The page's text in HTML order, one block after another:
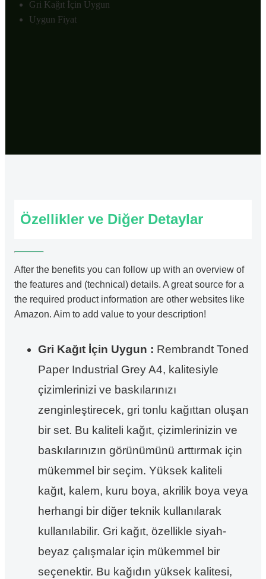
Gri Kağıt İçin Uygun
Uygun Fiyat
Özellikler ve Diğer Detaylar
After the benefits you can follow up with an overview of
the features and (technical) details. A great source for a
the required product information are other websites like
Amazon. Aim to add value to your description!
Gri Kağıt İçin Uygun : Rembrandt Toned
Paper Industrial Grey A4, kalitesiyle
çizimlerinizi ve baskılarınızı
zenginleştirecek, gri tonlu kağıttan oluşan
bir set. Bu kaliteli kağıt, çizimlerinizin ve
baskılarınızın görünümünü arttırmak için
mükemmel bir seçim. Yüksek kaliteli
kağıt, kalem, kuru boya, akrilik boya veya
herhangi bir diğer teknik kullanılarak
kullanılabilir. Gri kağıt, özellikle siyah-
beyaz çalışmalar için mükemmel bir
seçenektir. Bu kağıdın yüksek kalitesi,